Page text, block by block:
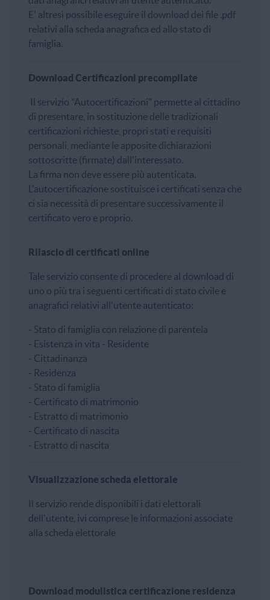
E' altresì possibile eseguire il download dei file .pdf
relativi alla scheda anagrafica ed allo stato di
famiglia.
Download Certificazioni precompilate
Il servizio "Autocertificazioni" permette al cittadino
di presentare, in sostituzione delle tradizionali
certificazioni richieste, propri stati e requisiti
personali, mediante le apposite dichiarazioni
sottoscritte (firmate) dall'interessato.
La firma non deve essere più autenticata.
L'autocertificazione sostituisce i certificati senza che
ci sia necessità di presentare successivamente il
certificato vero e proprio.
Rilascio di certificati online
Tale servizio consente di procedere al download di
uno o più tra i seguenti certificati di stato civile e
anagrafici relativi all'utente autenticato:
- Stato di famiglia con relazione di parentela
- Esistenza in vita - Residente
- Cittadinanza
- Residenza
- Stato di famiglia
- Certificato di matrimonio
- Estratto di matrimonio
- Certificato di nascita
- Estratto di nascita
Visualizzazione scheda elettorale
Il servizio rende disponibili i dati elettorali
dell'utente, ivi comprese le informazioni associate
alla scheda elettorale
Download modulistica certificazione residenza